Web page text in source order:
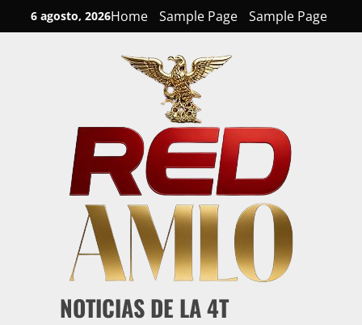
to
6 agosto, 2026Home Sample Page Sample Page
NOTICIAS DE LA 4T